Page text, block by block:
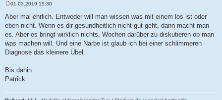
i
t
a
g
01.03.2019 15:30
Aber mal ehrlich. Entweder will man wissen was mit einem los ist oder
eben nicht. Wenn es dir gesundheitlich nicht gut geht, dann macht man
es. Aber es bringt wirklich nichts, Wochen darüber zu diskutieren ob man
was machen will. Und eine Narbe ist glaub ich bei einer schlimmeren
Diagnose das kleinere Übel.
Bis dahin
Patrick